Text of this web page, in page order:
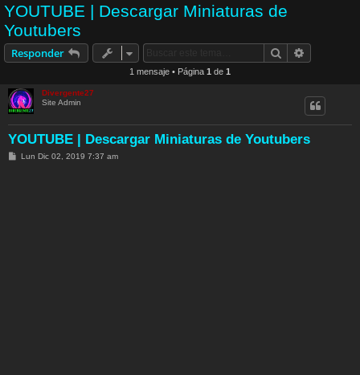
YOUTUBE | Descargar Miniaturas de
Youtubers
Responder Buscar
1 mensaje • Página 1 de 1
Divergente27
Site Admin
YOUTUBE | Descargar Miniaturas de Youtubers
MLun Dic 02, 2019 7:37 am